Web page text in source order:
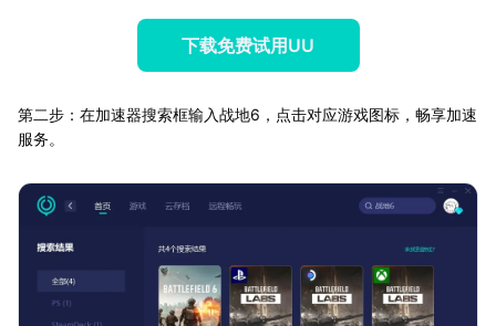
下载免费试用UU
第二步：在加速器搜索框输入战地6，点击对应游戏图标，畅享加速
服务。